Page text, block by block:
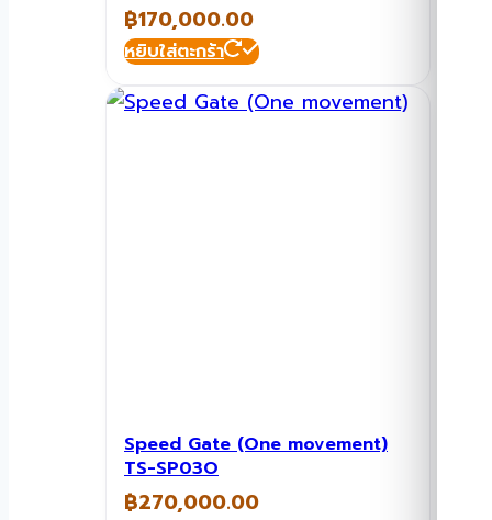
฿170,000.00
หยิบใส่ตะกร้า
Speed Gate (One movement)
TS-SP03O
฿270,000.00